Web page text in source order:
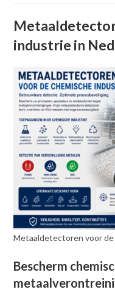
industrie in
Metaaldetectoren voor
Bescherm